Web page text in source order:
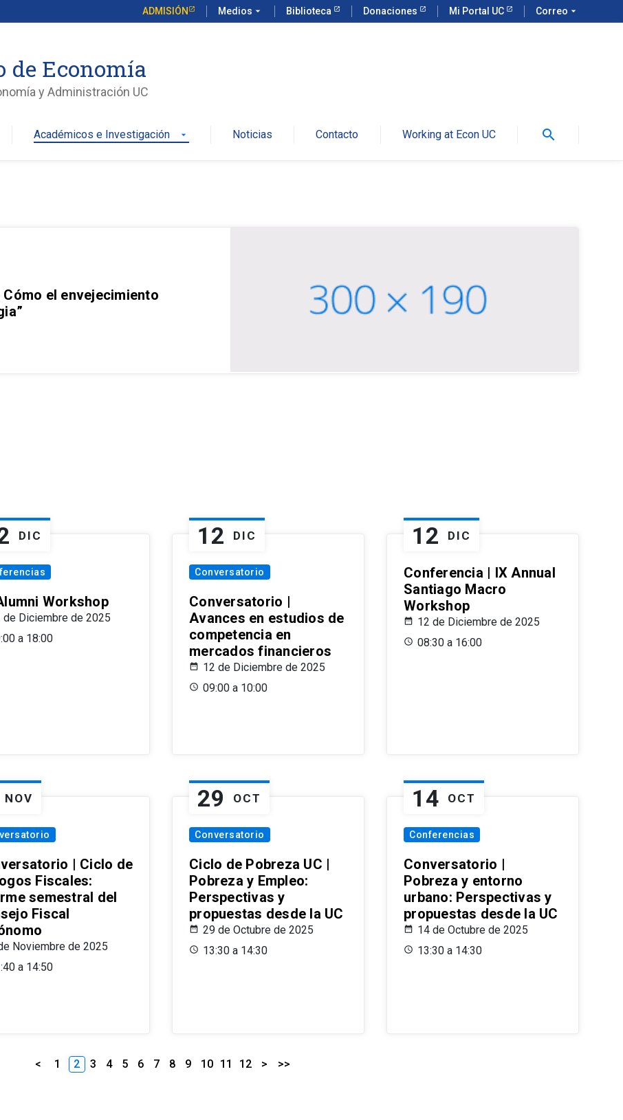
ADMISIÓN Medios arrow_drop_down Biblioteca Donaciones Mi Portal UC Correo arrow_drop_down
Economía
y Administración UC
Académicos e Investigación arrow_drop_down Noticias Contacto Working at Econ UC search
el envejecimiento
DIC
Workshop
de Diciembre de 2025
a 18:00
12 DIC
Conversatorio
Conversatorio |
Avances en estudios de
competencia en
mercados financieros
12 de Diciembre de 2025
09:00 a 10:00
12 DIC
Conferencia | IX Annual
Santiago Macro
Workshop
12 de Diciembre de 2025
08:30 a 16:00
NOV
| Ciclo de
Fiscales:
semestral del
Fiscal
Noviembre de 2025
a 14:50
29 OCT
Conversatorio
Ciclo de Pobreza UC |
Pobreza y Empleo:
Perspectivas y
propuestas desde la UC
29 de Octubre de 2025
13:30 a 14:30
14 OCT
Conferencias
Conversatorio |
Pobreza y entorno
urbano: Perspectivas y
propuestas desde la UC
14 de Octubre de 2025
13:30 a 14:30
< 1 2 3 4 5 6 7 8 9 10 11 12 > >>